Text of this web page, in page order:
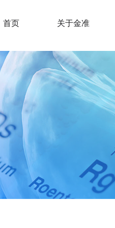
首页 关于金准